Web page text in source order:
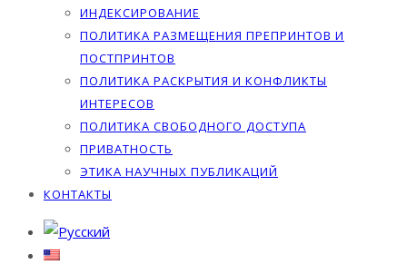
ИНДЕКСИРОВАНИЕ
ПОЛИТИКА РАЗМЕЩЕНИЯ ПРЕПРИНТОВ И
ПОСТПРИНТОВ
ПОЛИТИКА РАСКРЫТИЯ И КОНФЛИКТЫ
ИНТЕРЕСОВ
ПОЛИТИКА СВОБОДНОГО ДОСТУПА
ПРИВАТНОСТЬ
ЭТИКА НАУЧНЫХ ПУБЛИКАЦИЙ
КОНТАКТЫ